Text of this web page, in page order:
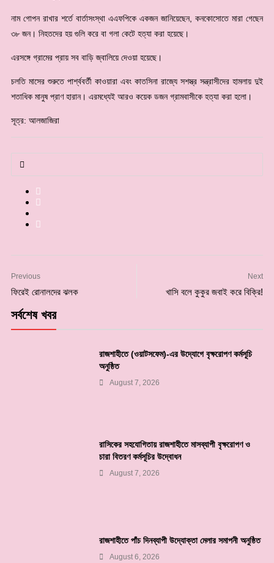
নাম গোপন রাখার শর্তে বার্তাসংস্থা এএফপিকে একজন জানিয়েছেন, কনকোসোতে মারা গেছেন
৩৮ জন। নিহতদের হয় গুলি করে বা গলা কেটে হত্যা করা হয়েছে।
এরসঙ্গে গ্রামের প্রায় সব বাড়ি জ্বালিয়ে দেওয়া হয়েছে।
চলতি মাসের শুরুতে পার্শ্ববর্তী কাওয়ারা এবং কাতসিনা রাজ্যে সশস্ত্র সন্ত্রাসীদের হামলায় দুই
শতাধিক মানুষ প্রাণ হারান। এরমধ্যেই আরও কয়েক ডজন গ্রামবাসীকে হত্যা করা হলো।
সূত্র: আলজাজিরা
Previous
ফিরেই রোনালদের ঝলক
Next
খাসি বলে কুকুর জবাই করে বিক্রি!
সর্বশেষ খবর
রাজশাহীতে (ওয়াটসফেম)-এর উদ্যোগে বৃক্ষরোপণ কর্মসূচি
অনুষ্ঠিত
August 7, 2026
রাসিকের সহযোগিতায় রাজশাহীতে মাসব্যাপী বৃক্ষরোপণ ও
চারা বিতরণ কর্মসূচির উদ্বোধন
August 7, 2026
রাজশাহীতে পাঁচ দিনব্যাপী উদ্যোক্তা মেলার সমাপনী অনুষ্ঠিত
August 6, 2026